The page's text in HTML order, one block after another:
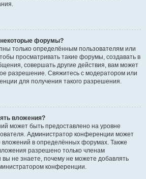
форумы?
только определённым пользователям или
просматривать такие форумы, создавать в
совершать другие действия, вам может
разрешение. Свяжитесь с модератором или
для получения такого разрешения.
вложения?
может быть предоставлено на уровне
Администратор конференции может
в определённых форумах. Также
разрешено только членам
не знаете, почему не можете добавлять
конференции.